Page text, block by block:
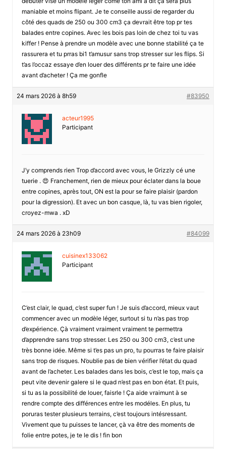
maniable et moins flipant. Je te conseille aussi de regarder du
côté des quads de 250 ou 300 cm3 ça devrait être top pr tes
balades entre copines. Avec les bois pas loin de chez toi tu vas
kiffer ! Pense à prendre un modèle avec une bonne stabilité ça te
rassurera et tu prras bi1 t’amusur sans trop stresser sur les flips. Si
t’as l’occaz essaye d’en louer des différents pr te faire une idée
avant d’acheter ! Ça me gonfle
24 mars 2026 à 8h59 #83950
acteur1995
Participant
J’y comprends rien Trop d’accord avec vous, le Grizzly cé une
tuerie . 😍 Franchement, rien de mieux pour éclater dans la boue
entre copines, après tout, ON est la pour se faire plaisir (pardon
pour la digression). Et avec un bon casque, là, tu vas bien rigoler,
croyez-mwa . xD
24 mars 2026 à 23h09 #84099
cuisinex133062
Participant
C’est clair, le quad, c’est super fun ! Je suis d’accord, mieux vaut
commencer avec un modèle léger, surtout si tu n’as pas trop
d’expérience. Çà vraiment vraiment vraiment te permettra
d’apprendre sans trop stresser. Les 250 ou 300 cm3, c’est une
très bonne idée. Même si t’es pas un pro, tu pourras te faire plaisir
sans trop de risques. N’oublie pas de bien vérifier l’état du quad
avant de l’acheter. Les balades dans les bois, c’est le top, mais ça
peut vite devenir galere si le quad n’est pas en bon état. Et puis,
si tu as la possibilité de louer, faisrle ! Ça aide vraimunt à se
rendre compte des différences entre les modéles. En plus, tu
poruras tester plusieurs terrains, c’est toujours intésressant.
Vivement que tu puisses te lancer, çà va être des moments de
folie entre potes, je te le dis ! fin bon